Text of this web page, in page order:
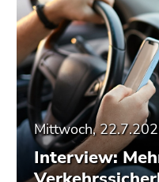
Mittwoch,
Interview: